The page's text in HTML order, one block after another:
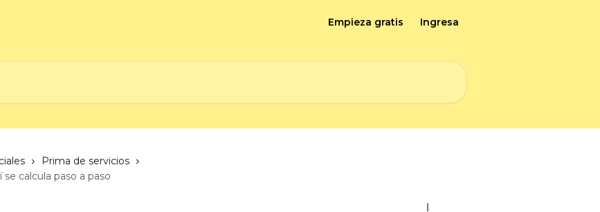
Empieza gratis Ingresa
Prima de servicios
calcula paso a paso